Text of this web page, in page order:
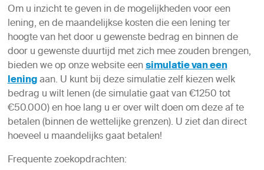
Om u inzicht te geven in de mogelijkheden voor een
lening, en de maandelijkse kosten die een lening ter
hoogte van het door u gewenste bedrag en binnen de
door u gewenste duurtijd met zich mee zouden brengen,
bieden we op onze website eensimulatie van een
leningaan. U kunt bij deze simulatie zelf kiezen welk
bedrag u wilt lenen (de simulatie gaat van €1250 tot
€50.000) en hoe lang u er over wilt doen om deze af te
betalen (binnen de wettelijke grenzen). U ziet dan direct
hoeveel u maandelijks gaat betalen!
Frequente zoekopdrachten: